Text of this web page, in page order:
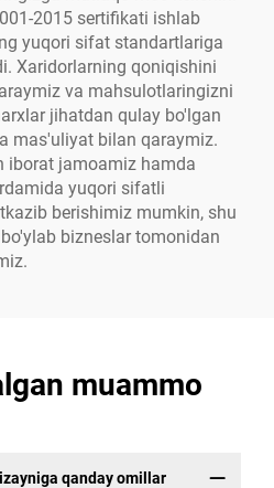
2015 sertifikati ishlab
yuqori sifat standartlariga
Xaridorlarning qoniqishini
va mahsulotlaringizni
jihatdan qulay bo'lgan
mas'uliyat bilan qaraymiz.
iborat jamoamiz hamda
yuqori sifatli
berishimiz mumkin, shu
bizneslar tomonidan
muammo
qanday omillar